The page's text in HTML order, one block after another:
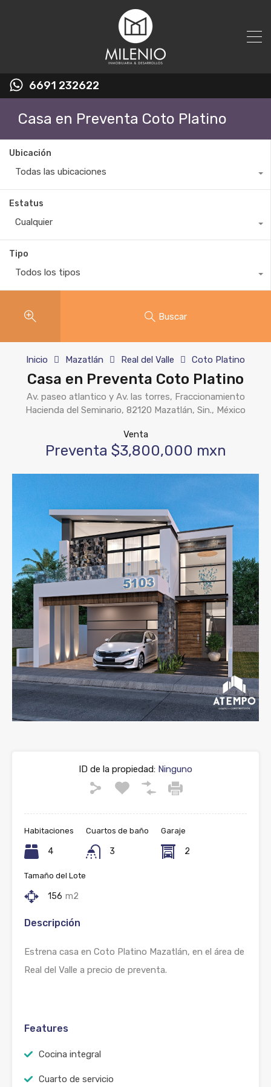
6691 232622
Casa en Preventa Coto Platino
Ubicación
Todas las ubicaciones
Estatus
Cualquier
Tipo
Todos los tipos
Buscar
Inicio Mazatlán Real del Valle Coto Platino
Casa en Preventa Coto Platino
Av. paseo atlantico y Av. las torres, Fraccionamiento
Hacienda del Seminario, 82120 Mazatlán, Sin., México
Venta
Preventa $3,800,000 mxn
ID de la propiedad: Ninguno
Habitaciones
4
Cuartos de baño
3
Garaje
2
Tamaño del Lote
156 m2
Descripción
Estrena casa en Coto Platino Mazatlán, en el área de
Real del Valle a precio de preventa.
Features
Cocina integral
Cuarto de servicio